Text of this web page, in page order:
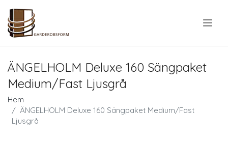
ÄNGELHOLM Deluxe 160 Sängpaket
Medium/Fast Ljusgrå
Hem
ÄNGELHOLM Deluxe 160 Sängpaket Medium/Fast
Ljusgrå